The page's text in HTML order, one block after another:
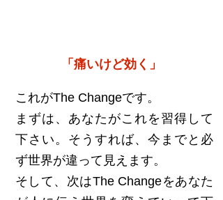
「痛いけど効く」
これがThe Changeです。
まずは、あなたがこれを習得して
下さい。そうすれば、今までと必
ず世界が違って見えます。
そして、次はThe Changeをあなた